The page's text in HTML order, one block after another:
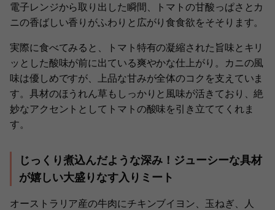
電子レンジから取り出した瞬間、トマトの甘酸っぱさとカ
ニの香ばしい香りがふわりと広がり食食欲をそそります。
実際に食べてみると、トマト特有の凝縮された旨味とキリ
ッとした酸味が前に出ている爽やかな仕上がり。カニの風
味は優しめですが、上品な甘みが全体のコクを支えていま
す。具材のほうれん草もしっかりと風味が活きており、絶
妙なアクセントとしてトマトの酸味を引き立ててくれま
す。
じっくり煮込んだような深み！ジューシーな具材
が嬉しい大盛りなす入りミート
オーストラリア産の牛肉にチキンブイヨン、玉ねぎ、人